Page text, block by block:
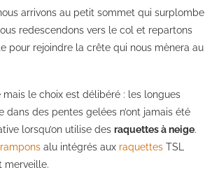
arrivons au petit sommet qui surplombe
redescendons vers le col et repartons
pour rejoindre la crête qui nous mènera au
mais le choix est délibéré : les longues
dans des pentes gelées n’ont jamais été
lorsqu’on utilise des raquettes à neige.
alu intégrés aux raquettes TSL
merveille.